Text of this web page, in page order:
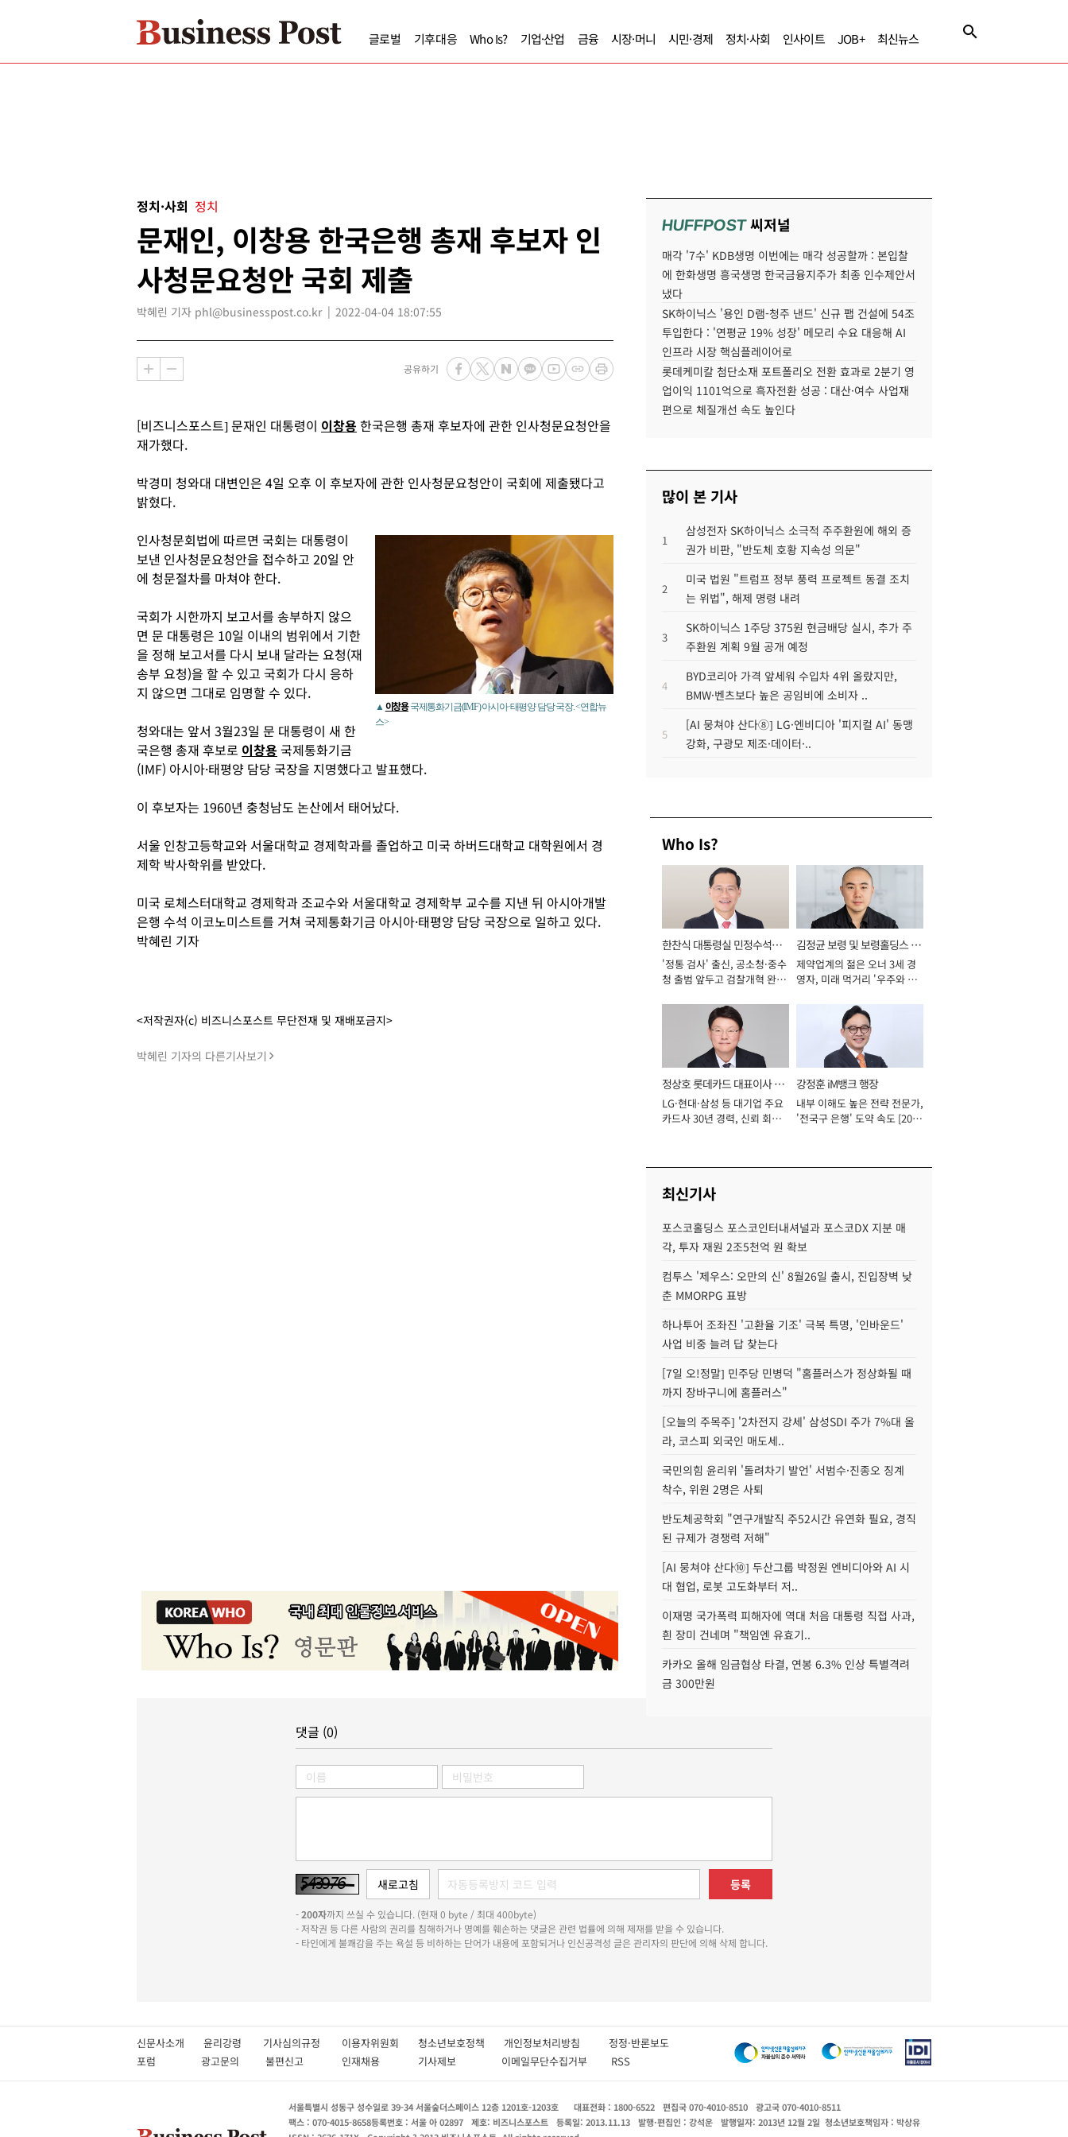
글로벌 기후대응 Who Is? 기업·산업 금융 시장·머니 시민·경제 정치·사회 인사이트 JOB+ 최신뉴스
정치·사회 정치
문재인, 이창용 한국은행 총재 후보자 인
사청문요청안 국회 제출
박혜린 기자 phl@businesspost.co.kr 2022-04-04 18:07:55
공유하기
[비즈니스포스트] 문재인 대통령이 이창용 한국은행 총재 후보자에 관한 인사청문요청안을
재가했다.
박경미 청와대 대변인은 4일 오후 이 후보자에 관한 인사청문요청안이 국회에 제출됐다고
밝혔다.
▲ 이창용국제통화기금(IMF) 아시아·태평양 담당 국장. <연합뉴
스>
인사청문회법에 따르면 국회는 대통령이
보낸 인사청문요청안을 접수하고 20일 안
에 청문절차를 마쳐야 한다.
국회가 시한까지 보고서를 송부하지 않으
면 문 대통령은 10일 이내의 범위에서 기한
을 정해 보고서를 다시 보내 달라는 요청(재
송부 요청)을 할 수 있고 국회가 다시 응하
지 않으면 그대로 임명할 수 있다.
청와대는 앞서 3월23일 문 대통령이 새 한
국은행 총재 후보로 이창용 국제통화기금
(IMF) 아시아·태평양 담당 국장을 지명했다고 발표했다.
이 후보자는 1960년 충청남도 논산에서 태어났다.
서울 인창고등학교와 서울대학교 경제학과를 졸업하고 미국 하버드대학교 대학원에서 경
제학 박사학위를 받았다.
미국 로체스터대학교 경제학과 조교수와 서울대학교 경제학부 교수를 지낸 뒤 아시아개발
은행 수석 이코노미스트를 거쳐 국제통화기금 아시아·태평양 담당 국장으로 일하고 있다.
박혜린 기자
<저작권자(c) 비즈니스포스트 무단전재 및 재배포금지>
박혜린 기자의 다른기사보기
HUFFPOST씨저널
매각 '7수' KDB생명 이번에는 매각 성공할까 : 본입찰
에 한화생명 흥국생명 한국금융지주가 최종 인수제안서
냈다
SK하이닉스 '용인 D램-청주 낸드' 신규 팹 건설에 54조
투입한다 : '연평균 19% 성장' 메모리 수요 대응해 AI
인프라 시장 핵심플레이어로
롯데케미칼 첨단소재 포트폴리오 전환 효과로 2분기 영
업이익 1101억으로 흑자전환 성공 : 대산·여수 사업재
편으로 체질개선 속도 높인다
많이 본 기사
1
삼성전자 SK하이닉스 소극적 주주환원에 해외 증
권가 비판, "반도체 호황 지속성 의문"
2
미국 법원 "트럼프 정부 풍력 프로젝트 동결 조치
는 위법", 해제 명령 내려
3
SK하이닉스 1주당 375원 현금배당 실시, 추가 주
주환원 계획 9월 공개 예정
4
BYD코리아 가격 앞세워 수입차 4위 올랐지만,
BMW·벤츠보다 높은 공임비에 소비자 ..
5
[AI 뭉쳐야 산다⑧] LG·엔비디아 '피지컬 AI' 동맹
강화, 구광모 제조·데이터·..
Who Is?
한찬식 대통령실 민정수석비
서관
'정통 검사' 출신, 공소청·중수
청 출범 앞두고 검찰개혁 완수
김정균 보령 및 보령홀딩스 대
표이사 사장
제약업계의 젊은 오너 3세 경
영자, 미래 먹거리 '우주와 헬
정상호 롯데카드 대표이사 사
장
LG·현대·삼성 등 대기업 주요
카드사 30년 경력, 신뢰 회복
강정훈 iM뱅크 행장
내부 이해도 높은 전략 전문가,
'전국구 은행' 도약 속도 [2026
최신기사
포스코홀딩스 포스코인터내셔널과 포스코DX 지분 매
각, 투자 재원 2조5천억 원 확보
컴투스 '제우스: 오만의 신' 8월26일 출시, 진입장벽 낮
춘 MMORPG 표방
하나투어 조좌진 '고환율 기조' 극복 특명, '인바운드'
사업 비중 늘려 답 찾는다
[7일 오!정말] 민주당 민병덕 "홈플러스가 정상화될 때
까지 장바구니에 홈플러스"
[오늘의 주목주] '2차전지 강세' 삼성SDI 주가 7%대 올
라, 코스피 외국인 매도세..
국민의힘 윤리위 '돌려차기 발언' 서범수·진종오 징계
착수, 위원 2명은 사퇴
반도체공학회 "연구개발직 주52시간 유연화 필요, 경직
된 규제가 경쟁력 저해"
[AI 뭉쳐야 산다⑩] 두산그룹 박정원 엔비디아와 AI 시
대 협업, 로봇 고도화부터 저..
이재명 국가폭력 피해자에 역대 처음 대통령 직접 사과,
흰 장미 건네며 "책임엔 유효기..
카카오 올해 임금협상 타결, 연봉 6.3% 인상 특별격려
금 300만원
댓글 (0)
등록
-200자까지 쓰실 수 있습니다. (현재 0 byte / 최대 400byte)
- 저작권 등 다른 사람의 권리를 침해하거나 명예를 훼손하는 댓글은 관련 법률에 의해 제재를 받을 수 있습니다.
- 타인에게 불쾌감을 주는 욕설 등 비하하는 단어가 내용에 포함되거나 인신공격성 글은 관리자의 판단에 의해 삭제 합니다.
신문사소개 윤리강령 기사심의규정 이용자위원회 청소년보호정책 개인정보처리방침 정정·반론보도
포럼
광고문의 불편신고 인재채용 기사제보 이메일무단수집거부 RSS
서울특별시 성동구 성수일로 39-34 서울숲더스페이스 12층 1201호-1203호 대표전화 : 1800-6522 편집국 070-4010-8510
광고국 070-4010-8511
팩스 : 070-4015-8658등록번호 : 서울 아 02897 제호: 비즈니스포스트 등록일: 2013.11.13 발행·편집인 : 강석운 발행일자: 2013년 12월 2일 청소년보호책임자 : 박상유